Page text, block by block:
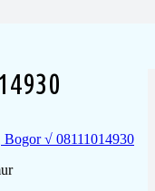
√ 08111014930